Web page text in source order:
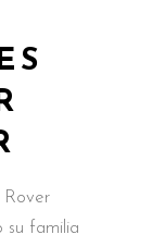
Rover
su familia